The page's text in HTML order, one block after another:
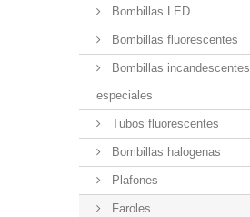
Bombillas LED
Bombillas fluorescentes
Bombillas incandescentes
especiales
Tubos fluorescentes
Bombillas halogenas
Plafones
Faroles